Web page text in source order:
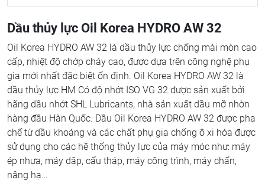
Dầu thủy lực Oil Korea HYDRO AW 32
Oil Korea HYDRO AW 32 là dầu thủy lực chống mài mòn cao
cấp, nhiệt độ chớp cháy cao, được dựa trên công nghệ phụ
gia mới nhất đặc biệt ổn định. Oil Korea HYDRO AW 32 là
dầu thủy lực HM Có độ nhớt ISO VG 32 được sản xuất bởi
hãng dầu nhớt SHL Lubricants, nhà sản xuất dầu mỡ nhờn
hàng đầu Hàn Quốc. Dầu Oil Korea HYDRO AW 32 được pha
chế từ dầu khoáng và các chất phụ gia chống ô xi hóa được
sử dụng cho các hệ thống thủy lực của máy móc như: máy
ép nhựa, máy dập, cẩu tháp, máy công trình, máy chấn,
nâng hạ…